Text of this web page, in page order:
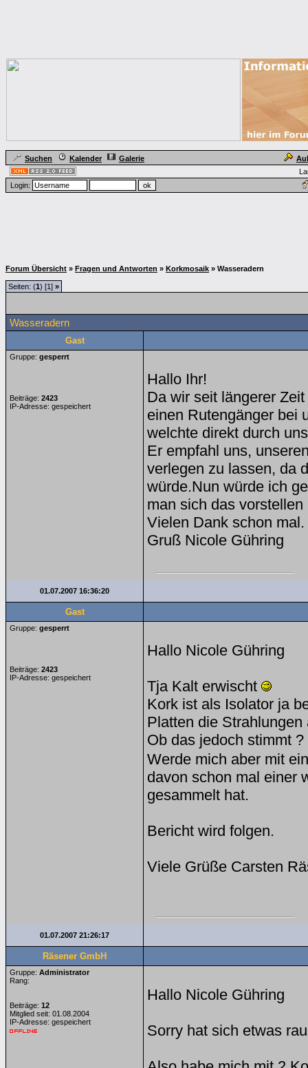
Suchen Kalender Galerie
Login:
Forum Übersicht » Fragen und Antworten » Korkmosaik » Wasseradern
Seiten: (1) [1] »
Wasseradern
Gast
Gruppe: gesperrt
Beiträge: 2423
IP-Adresse: gespeichert
Hallo Ihr!
Da wir seit längerer
einen Rutengänger bei
welchte direkt durch
Er empfahl uns,
verlegen zu lassen, da
würde.Nun würde ich
man sich das
Vielen Dank schon mal.
Gruß Nicole Gühring
01.07.2007 16:36:20
Gast
Gruppe: gesperrt
Beiträge: 2423
IP-Adresse: gespeichert
Hallo Nicole Gühring
Tja Kalt erwischt
Kork ist als Isolator ja
Platten die
Ob das jedoch stimmt
Werde mich aber mit
davon schon mal einer
gesammelt hat.
Bericht wird folgen.
Viele Grüße Carsten
01.07.2007 21:26:17
Räsener GmbH
Gruppe: Administrator
Rang:
Beiträge: 12
Mitglied seit: 01.08.2004
IP-Adresse: gespeichert
Hallo Nicole Gühring
Sorry hat sich etwas